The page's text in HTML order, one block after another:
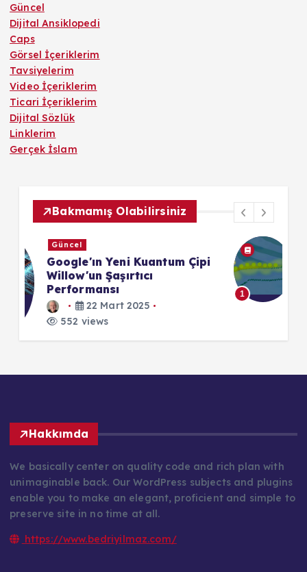
Güncel
Dijital Ansiklopedi
Caps
Görsel İçeriklerim
Tavsiyelerim
Video İçeriklerim
Ticari İçeriklerim
Dijital Sözlük
Linklerim
Gerçek İslam
Bakmamış Olabilirsiniz
Kanser Evreleri
27 Temmuz 2025
552 views
We basically center on quality code and rich plan with
enable you to make an elegant, proficient and simple to
preserve site in no time at all.
https://www.bedriyilmaz.com/